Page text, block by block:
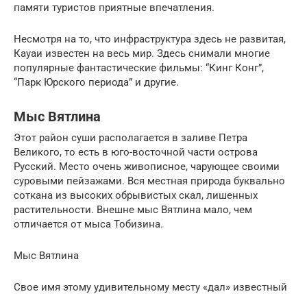
памяти туристов приятные впечатления.
Несмотря на то, что инфраструктура здесь не развитая,
Кауаи известен на весь мир. Здесь снимали многие
популярные фантастические фильмы: “Кинг Конг”,
“Парк Юрского периода” и другие.
Мыс Вятлина
Этот район суши располагается в заливе Петра
Великого, то есть в юго-восточной части острова
Русский. Место очень живописное, чарующее своими
суровыми пейзажами. Вся местная природа буквально
соткана из высоких обрывистых скал, лишенных
растительности. Внешне мыс Вятлина мало, чем
отличается от мыса Тобизина.
Мыс Вятлина
Свое имя этому удивительному месту «дал» известный